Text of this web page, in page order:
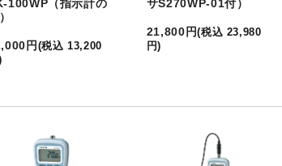
100WP（指示計の
円 (税込 13,200
サS270WP-01付）
21,800 円(税込 23,980
円)